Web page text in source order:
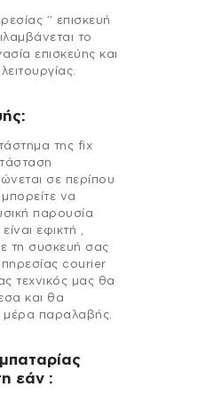
” επισκευή
το
επισκεύης και
της fix
σε περίπου
να
παρουσία
εφικτή ,
τη συσκευή σας
courier
τεχνικός μας θα
και θα
μέρα παραλαβής.
εάν :